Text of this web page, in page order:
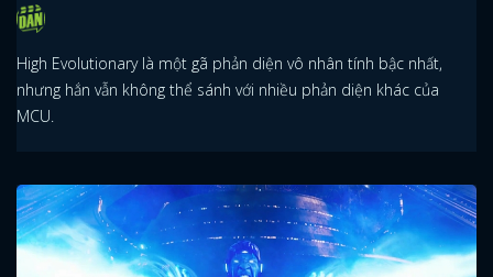
High Evolutionary là một gã phản diện vô nhân tính bậc nhất,
nhưng hắn vẫn không thể sánh với nhiều phản diện khác của
MCU.